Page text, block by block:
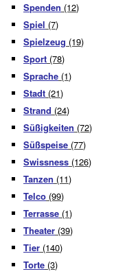
Spenden (12)
Spiel (7)
Spielzeug (19)
Sport (78)
Sprache (1)
Stadt (21)
Strand (24)
Süßigkeiten (72)
Süßspeise (77)
Swissness (126)
Tanzen (11)
Telco (99)
Terrasse (1)
Theater (39)
Tier (140)
Torte (3)